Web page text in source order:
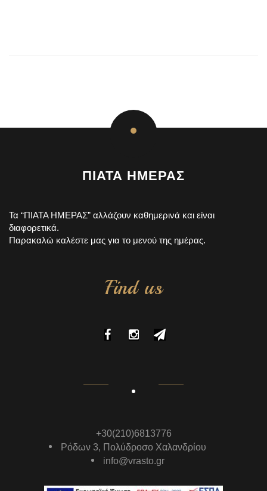
ΠΙΑΤΑ ΗΜΕΡΑΣ
Τα “ΠΙΑΤΑ ΗΜΕΡΑΣ” αλλάζουν καθημερινά και είναι
διαφορετικά.
Παρακαλώ καλέστε μας για το μενού της ημέρας.
Find us
+30(210)6813776
Ρόδων 3, Πολύδροσο Χαλανδρίου
info@vrasto.gr